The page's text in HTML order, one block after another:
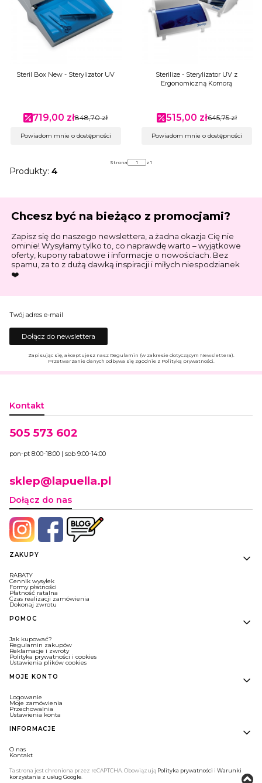
Steril Box New - Sterylizator UV
Cena promocyjna
719,00 zł848,70 zł
Powiadom mnie o dostępności
Sterilize - Sterylizator UV z
Ergonomiczną Komorą
Cena promocyjna
515,00 zł645,75 zł
Powiadom mnie o dostępności
Strona z 1
Produkty: 4
Chcesz być na bieżąco z promocjami?
Zapisz się do naszego newslettera, a żadna okazja Cię nie
ominie! Wysyłamy tylko to, co naprawdę warto – wyjątkowe
oferty, kupony rabatowe i informacje o nowościach. Bez
spamu, za to z dużą dawką inspiracji i miłych niespodzianek
❤️
Twój adres e-mail
Dołącz do newslettera
Zapisując się, akceptujesz nasz Regulamin (w zakresie dotyczącym Newslettera).
Przetwarzanie danych odbywa się zgodnie z Polityką prywatności.
Kontakt
505 573 602
pon-pt 8:00-18:00 | sob 9:00-14:00
sklep@lapuella.pl
Dołącz do nas
Linki w stopce
ZAKUPY
RABATY
Cennik wysyłek
Formy płatności
Płatność ratalna
Czas realizacji zamówienia
Dokonaj zwrotu
POMOC
Jak kupować?
Regulamin zakupów
Reklamacje i zwroty
Polityka prywatności i cookies
Ustawienia plików cookies
MOJE KONTO
Logowanie
Moje zamówienia
Przechowalnia
Ustawienia konta
INFORMACJE
O nas
Kontakt
Ta strona jest chroniona przez reCAPTCHA. Obowiązują Polityka prywatności i Warunki
korzystania z usług Google.